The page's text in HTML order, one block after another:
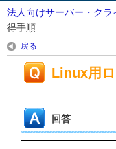
法人向けサーバー・ク
得手順
戻る
Linux用
回答